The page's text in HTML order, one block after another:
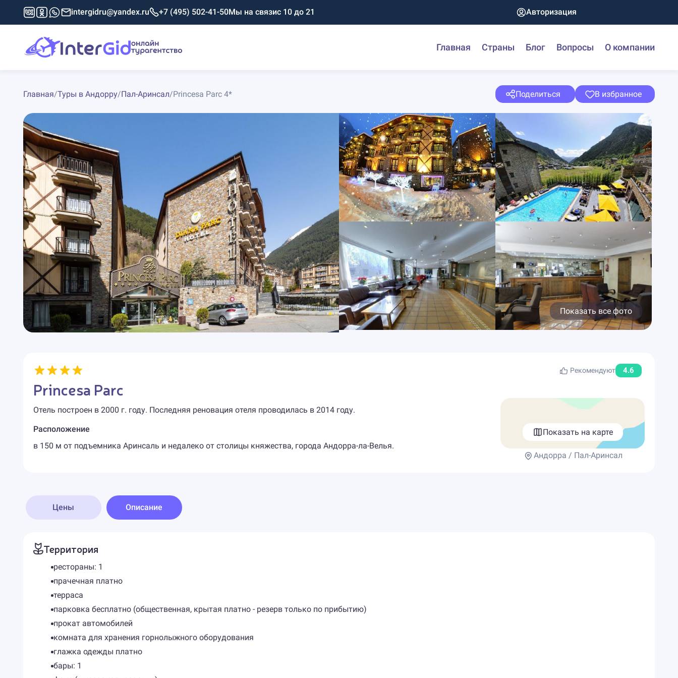
intergidru@yandex.ru +7 (495) 502-41-50Мы на связис 10 до 21 Авторизация
Главная Страны Блог Вопросы О компании
Главная/Туры в Андорру/Пал-Аринсал/Princesa Parc 4* Поделиться В избранное
Показать все фото
Рекомендуют 4.6
Princesa Parc
Отель построен в 2000 г. году. Последняя реновация отеля проводилась в 2014 году.
Расположение
в 150 м от подъемника Аринсаль и недалеко от столицы княжества, города Андорра-ла-Велья.
Показать на карте
Андорра / Пал-Аринсал
Цены Описание
Территория
рестораны: 1
прачечная платно
терраса
парковка бесплатно (общественная, крытая платно - резерв только по прибытию)
прокат автомобилей
комната для хранения горнолыжного оборудования
глажка одежды платно
бары: 1